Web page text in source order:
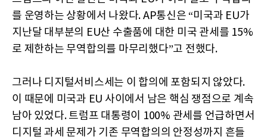
를 운영하는 상황에서 나왔다. AP통신은 “미국과 EU가
지난달 대부분의 EU산 수출품에 대한 미국 관세를 15%
로 제한하는 무역합의를 마무리했다”고 전했다.
그러나 디지털서비스세는 이 합의에 포함되지 않았다.
이 때문에 미국과 EU 사이에서 남은 핵심 쟁점으로 계속
남아 있었다. 트럼프 대통령이 100% 관세를 언급하면서
디지털 과세 문제가 기존 무역합의의 안정성까지 흔들